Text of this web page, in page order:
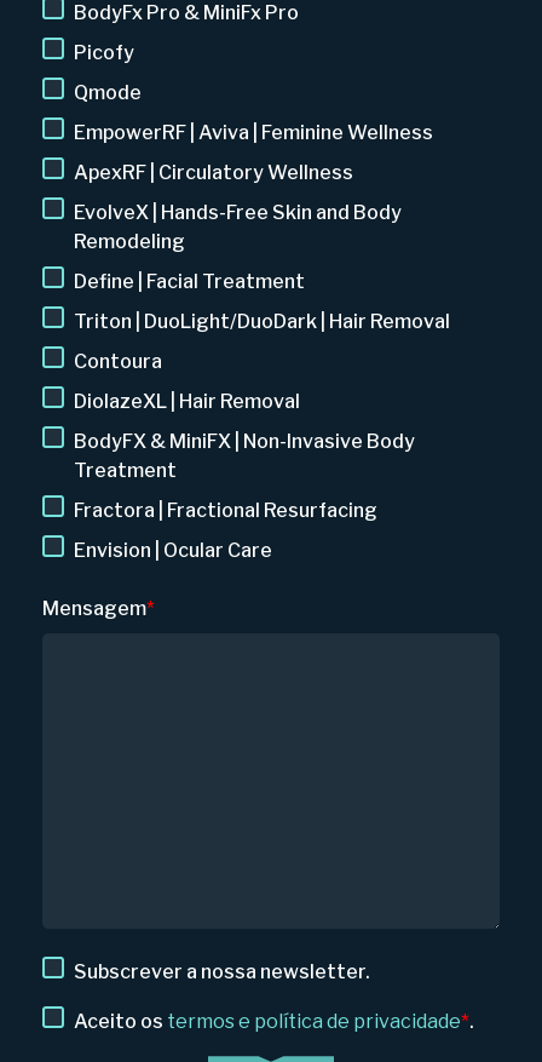
BodyFx Pro & MiniFx Pro
Picofy
Qmode
EmpowerRF | Aviva | Feminine Wellness
ApexRF | Circulatory Wellness
EvolveX | Hands-Free Skin and Body
Remodeling
Define | Facial Treatment
Triton | DuoLight/DuoDark | Hair Removal
Contoura
DiolazeXL | Hair Removal
BodyFX & MiniFX | Non-Invasive Body
Treatment
Fractora | Fractional Resurfacing
Envision | Ocular Care
Mensagem*
Subscrever a nossa newsletter.
Aceito os termos e política de privacidade*.